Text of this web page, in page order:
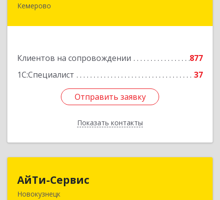
Кемерово
Клиентов на сопровождении
877
1С:Специалист
37
Отправить заявку
Показать контакты
650992, Кемеровская область - Кузбасс обл,
Отправить заявку
Назад
АйТи-Сервис
Новокузнецк
654005, Кемеровская область - Кузбасс обл,